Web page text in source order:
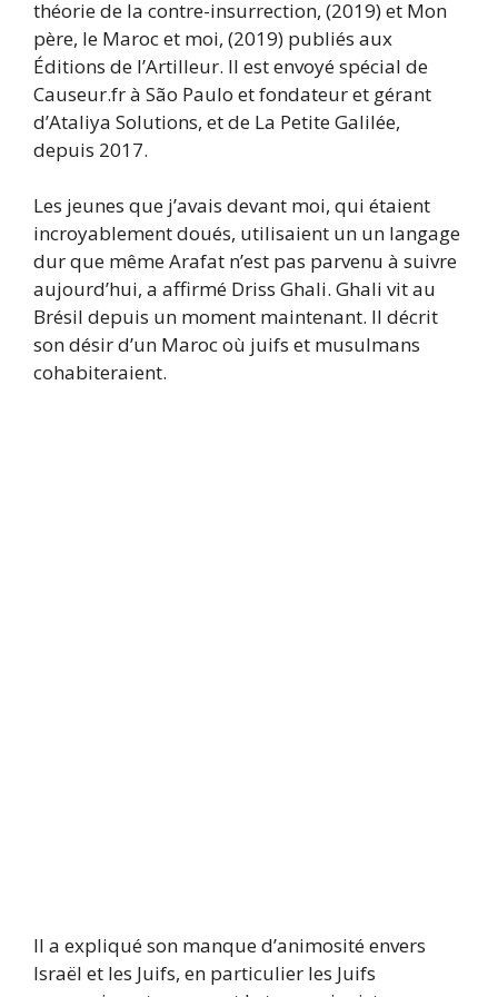
théorie de la contre-insurrection, (2019) et Mon
père, le Maroc et moi, (2019) publiés aux
Éditions de l’Artilleur. Il est envoyé spécial de
Causeur.fr à São Paulo et fondateur et gérant
d’Ataliya Solutions, et de La Petite Galilée,
depuis 2017.
Les jeunes que j’avais devant moi, qui étaient
incroyablement doués, utilisaient un un langage
dur que même Arafat n’est pas parvenu à suivre
aujourd’hui, a affirmé Driss Ghali. Ghali vit au
Brésil depuis un moment maintenant. Il décrit
son désir d’un Maroc où juifs et musulmans
cohabiteraient.
Il a expliqué son manque d’animosité envers
Israël et les Juifs, en particulier les Juifs